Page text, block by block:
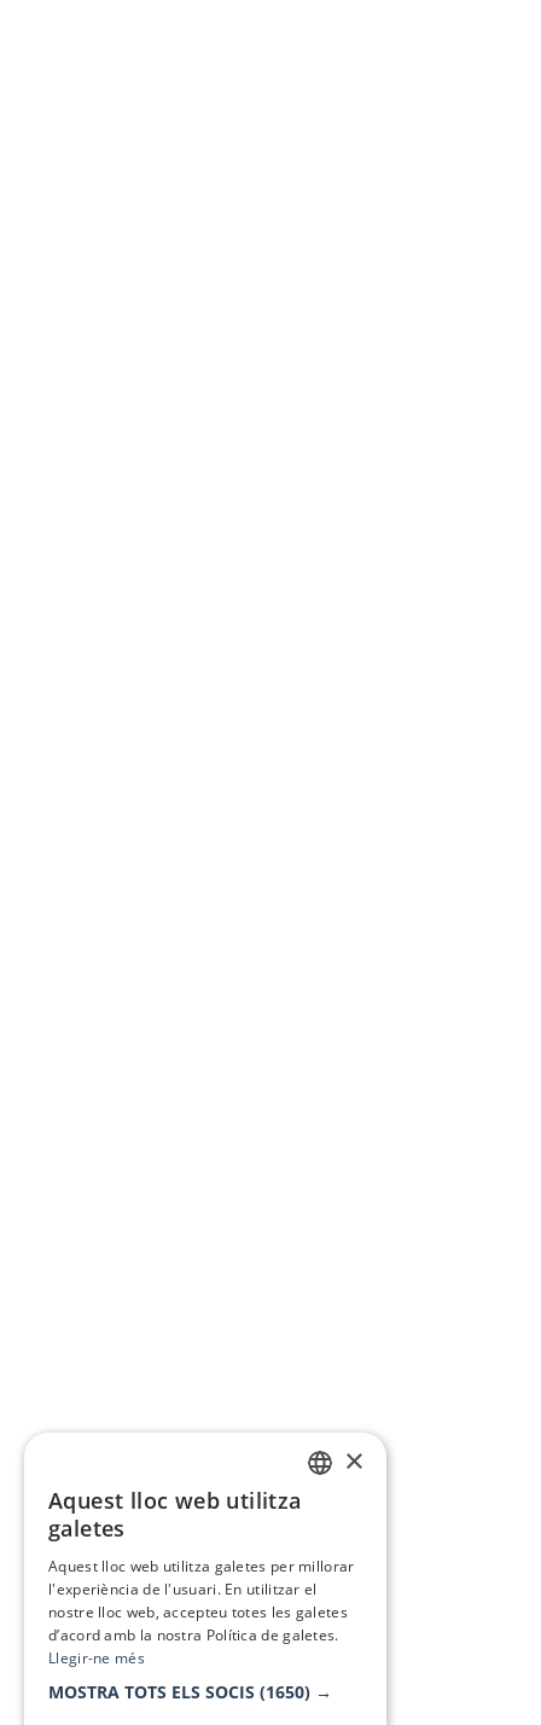
×
Aquest lloc web utilitza
galetes
Aquest lloc web utilitza galetes per millorar
l'experiència de l'usuari. En utilitzar el
nostre lloc web, accepteu totes les galetes
d’acord amb la nostra Política de galetes.
Llegir-ne més
MOSTRA TOTS ELS SOCIS (1650) →